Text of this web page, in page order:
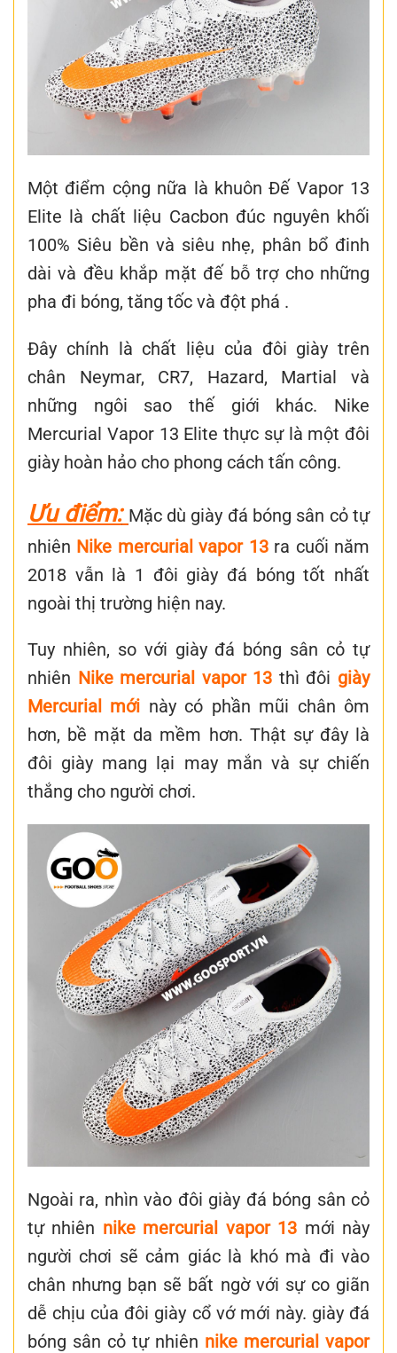
Một điểm cộng nữa là khuôn Đế Vapor 13
Elite là chất liệu Cacbon đúc nguyên khối
100% Siêu bền và siêu nhẹ, phân bổ đinh
dài và đều khắp mặt đế bỗ trợ cho những
pha đi bóng, tăng tốc và đột phá .
Đây chính là chất liệu của đôi giày trên
chân Neymar, CR7, Hazard, Martial và
những ngôi sao thế giới khác. Nike
Mercurial Vapor 13 Elite thực sự là một đôi
giày hoàn hảo cho phong cách tấn công.
Ưu điểm: Mặc dù giày đá bóng sân cỏ tự
nhiên Nike mercurial vapor 13ra cuối năm
2018 vẫn là 1 đôi giày đá bóng tốt nhất
ngoài thị trường hiện nay.
Tuy nhiên, so với giày đá bóng sân cỏ tự
nhiên Nike mercurial vapor 13 thì đôi giày
Mercurial mới này có phần mũi chân ôm
hơn, bề mặt da mềm hơn. Thật sự đây là
đôi giày mang lại may mắn và sự chiến
thắng cho người chơi.
Ngoài ra, nhìn vào đôi giày đá bóng sân cỏ
tự nhiên nike mercurial vapor 13 mới này
người chơi sẽ cảm giác là khó mà đi vào
chân nhưng bạn sẽ bất ngờ với sự co giãn
dễ chịu của đôi giày cổ vớ mới này. giày đá
bóng sân cỏ tự nhiên nike mercurial vapor